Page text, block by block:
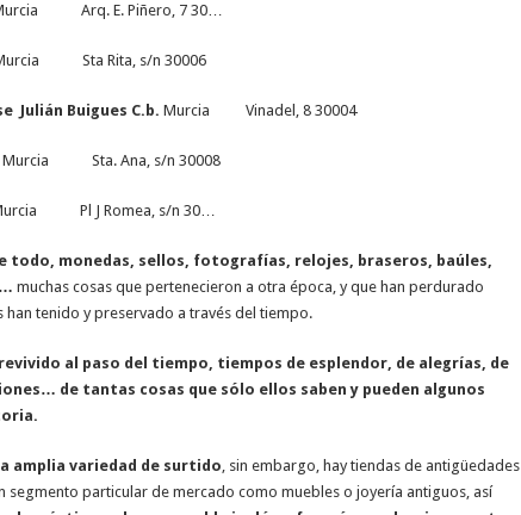
Arq. E. Piñero, 7 30…
Sta Rita, s/n 30006
Julián Buigues C.b. Murcia Vinadel, 8 30004
Sta. Ana, s/n 30008
Pl J Romea, s/n 30…
todo, monedas, sellos, fotografías, relojes, braseros, baúles,
muchas cosas que pertenecieron a otra época, y que han perdurado
han tenido y preservado a través del tiempo.
al paso del tiempo, tiempos de esplendor, de alegrías, de
de tantas cosas que sólo ellos saben y pueden algunos
amplia variedad de surtido, sin embargo, hay tiendas de antigüedades
segmento particular de mercado como muebles o joyería antiguos, así